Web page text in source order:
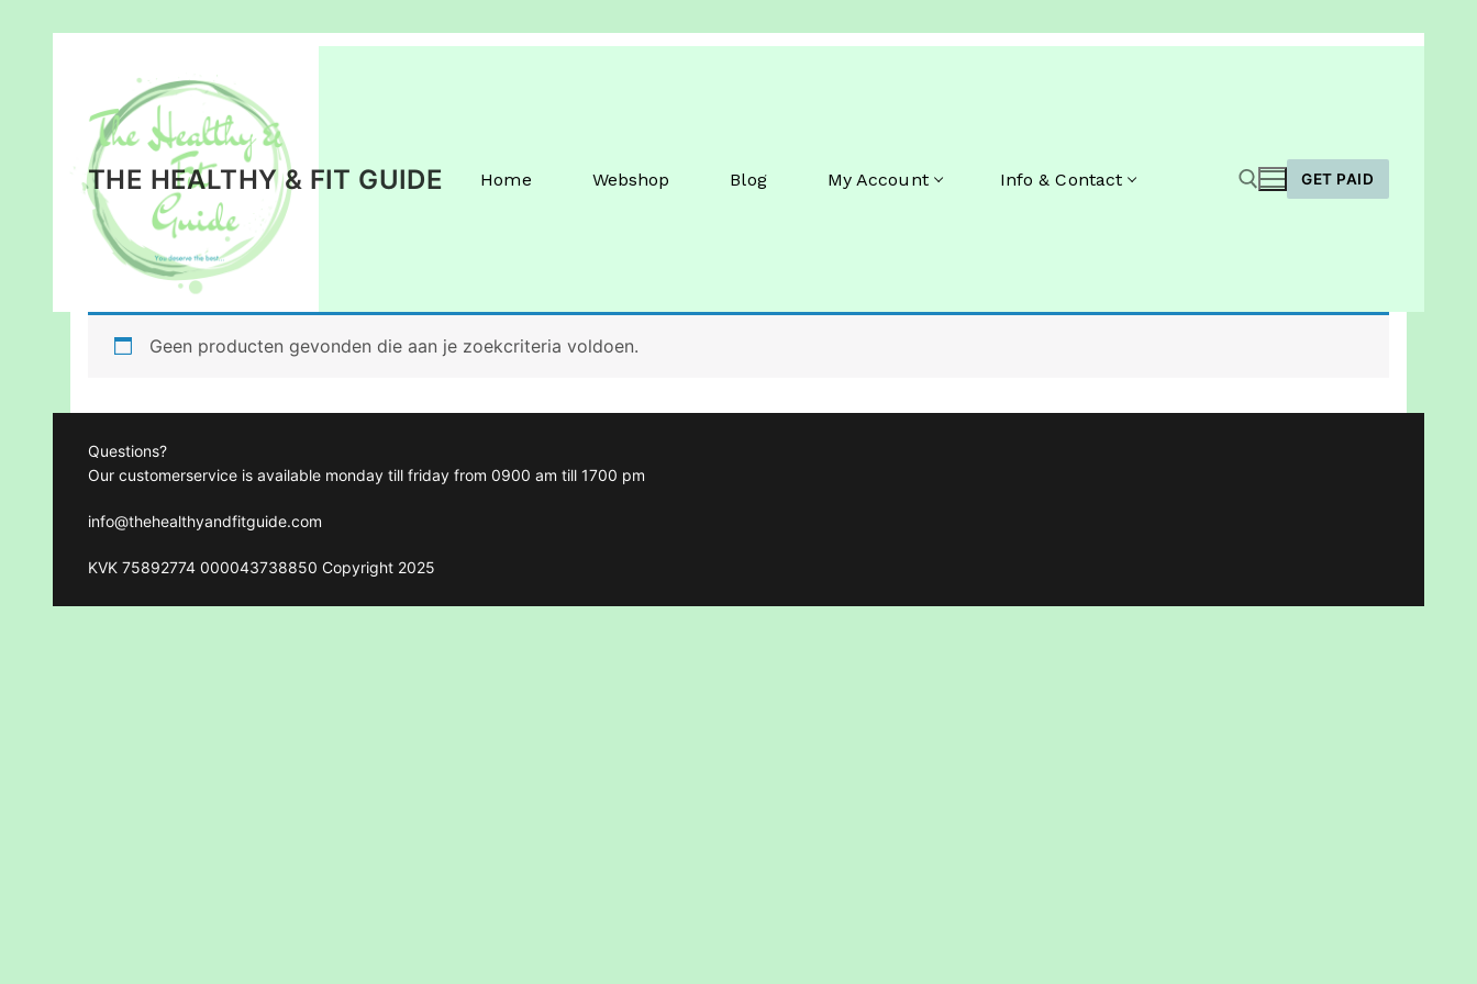
inhoud
THE HEALTHY & FIT GUIDE Home Webshop Blog My Account Info & Contact GET PAID
Geen producten gevonden die aan je zoekcriteria voldoen.
Questions?
Our customerservice is available monday till friday from 0900 am till 1700 pm
info@thehealthyandfitguide.com
KVK 75892774 000043738850 Copyright 2025